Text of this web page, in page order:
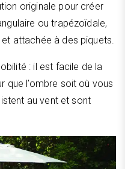
originale pour créer
ou trapézoïdale,
attachée à des piquets.
: il est facile de la
que l’ombre soit où vous
au vent et sont